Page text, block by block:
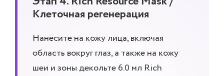
Клеточная регенерация
Нанесите на кожу лица, включая
область вокруг глаз, а также на кожу
шеи и зоны декольте 6.0 мл Rich